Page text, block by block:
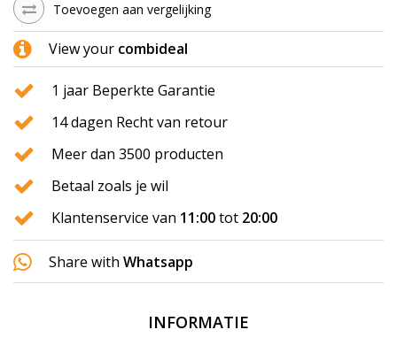
Toevoegen aan vergelijking
View your combideal
1 jaar Beperkte Garantie
14 dagen Recht van retour
Meer dan 3500 producten
Betaal zoals je wil
Klantenservice van 11:00tot 20:00
Share with Whatsapp
INFORMATIE